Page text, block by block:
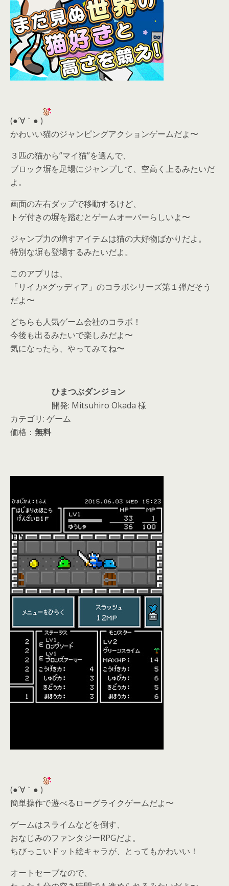
(●´∀｀● )
かわいい猫のジャンピングアクションゲームだよ〜
３匹の猫から”マイ猫”を選んで、
ブロック塀を足場にジャンプして、空高く上るみたいだ
よ。
画面の左右ダップで移動するけど、
トゲ付きの塀を踏むとゲームオーバーらしいよ〜
ジャンプ力の増すアイテムは猫の大好物ばかりだよ。
特別な塀も登場するみたいだよ。
このアプリは、
「リイカ×グッディア」のコラボシリーズ第１弾だそう
だよ〜
どちらも人気ゲーム会社のコラボ！
今後も出るみたいで楽しみだよ〜
気になったら、やってみてね〜
ひまつぶダンジョン
開発: Mitsuhiro Okada 様
カテゴリ: ゲーム
価格： 無料
(●´∀｀● )
簡単操作で遊べるローグライクゲームだよ〜
ゲームはスライムなどを倒す、
おなじみのファンタジーRPGだよ。
ちびっこいドット絵キャラが、とってもかわいい！
オートセーブなので、